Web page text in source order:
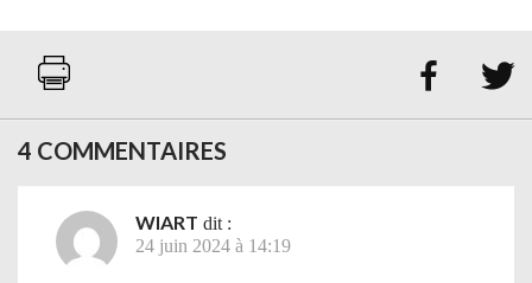
 
4 COMMENTAIRES
WIART dit :
24 juin 2024 à 14:19